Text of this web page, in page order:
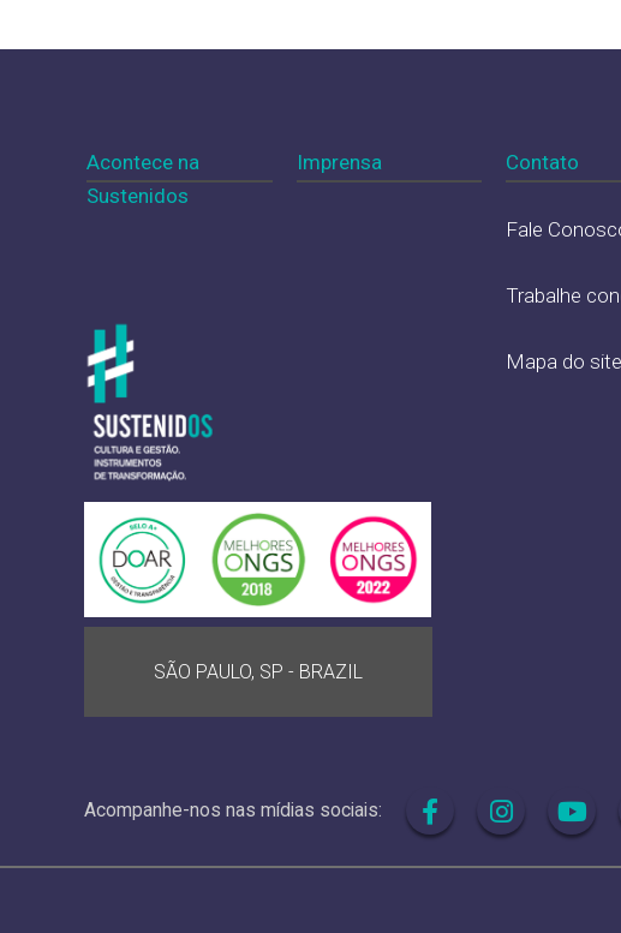
Acontece na
Sustenidos
Imprensa Contato
Fale
Trabalhe
Mapa do site
SÃO PAULO, SP - BRAZIL
Acompanhe-nos nas mídias sociais: